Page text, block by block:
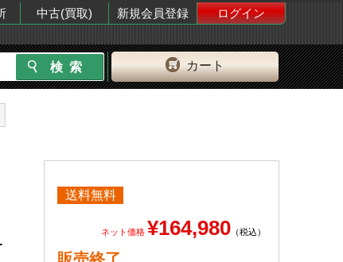
中古(買取) 新規会員登録
ログイン
カート
送料無料
ネット価格 ¥164,980 （税込）